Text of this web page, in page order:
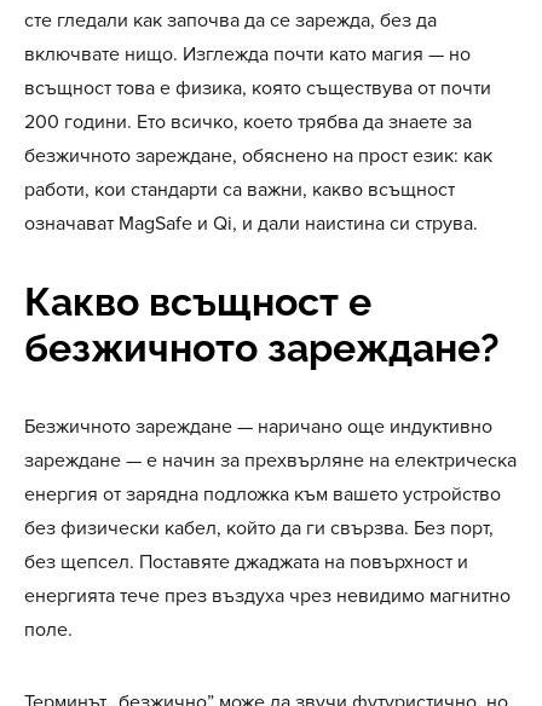
сте гледали как започва да се зарежда, без да
включвате нищо. Изглежда почти като магия — но
всъщност това е физика, която съществува от почти
200 години. Ето всичко, което трябва да знаете за
безжичното зареждане, обяснено на прост език: как
работи, кои стандарти са важни, какво всъщност
означават MagSafe и Qi, и дали наистина си струва.
Какво всъщност е
безжичното зареждане?
Безжичното зареждане — наричано още индуктивно
зареждане — е начин за прехвърляне на електрическа
енергия от зарядна подложка към вашето устройство
без физически кабел, който да ги свързва. Без порт,
без щепсел. Поставяте джаджата на повърхност и
енергията тече през въздуха чрез невидимо магнитно
поле.